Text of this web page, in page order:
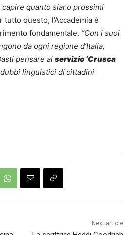
quanto siano prossimi
tutto questo, l’Accademia è
fondamentale. “Con i suoi
da ogni regione d’Italia,
pensare al servizio ‘Crusca
linguistici di cittadini
Next article